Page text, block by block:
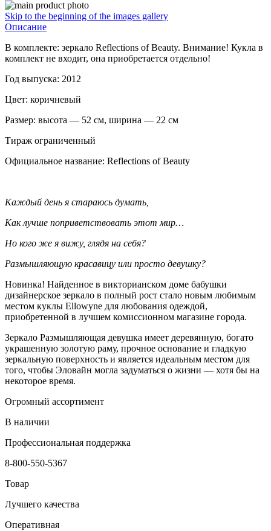
Skip to the beginning of the images gallery
Описание
В комплекте: зеркало Reflections of Beauty. Внимание! Кукла в
комплект не входит, она приобретается отдельно!
Год выпуска: 2012
Цвет: коричневый
Размер: высота — 52 см, ширина — 22 см
Тираж ограниченный
Официальное название: Reflections of Beauty
Каждый день я стараюсь думать,
Как лучше поприветствовать этот мир…
Но кого же я вижу, глядя на себя?
Размышляющую красавицу или просто девушку?
Новинка! Найденное в викторианском доме бабушки
дизайнерское зеркало в полный рост стало новым любимым
местом куклы Ellowyne для любования одеждой,
приобретенной в лучшем комиссионном магазине города.
Зеркало Размышляющая девушка имеет деревянную, богато
украшенную золотую раму, прочное основание и гладкую
зеркальную поверхность и является идеальным местом для
того, чтобы Эловайн могла задуматься о жизни — хотя бы на
некоторое время.
Огромный ассортимент
В наличии
Профессиональная поддержка
8-800-550-5367
Товар
Лучшего качества
Оперативная